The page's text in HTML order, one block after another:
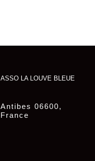
ASSO LA LOUVE BLEUE
Antibes 06600,
France